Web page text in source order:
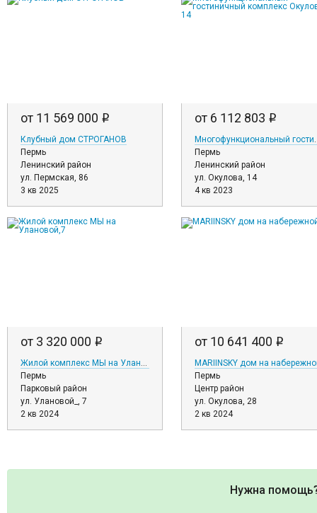
от 11 569 000 i
Клубный дом СТРОГАНОВ
Пермь
Ленинский район
ул. Пермская, 86
3 кв 2025
от 6 112 803 i
Пермь
Ленинский район
ул. Окулова, 14
4 кв 2023
от 3 320 000 i
Жилой комплекс МЫ на Улановой,7
Пермь
Парковый район
ул. Улановой_, 7
2 кв 2024
от 10 641 400 i
MARIINSKY дом на
Пермь
Центр район
ул. Окулова, 28
2 кв 2024
Нужна